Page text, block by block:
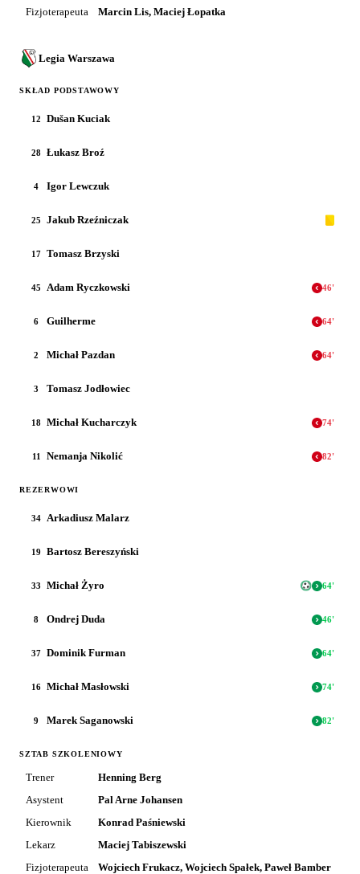
Fizjoterapeuta Marcin Lis, Maciej Łopatka
Legia Warszawa
SKŁAD PODSTAWOWY
12 Dušan Kuciak
28 Łukasz Broź
4 Igor Lewczuk
25 Jakub Rzeźniczak
17 Tomasz Brzyski
45 Adam Ryczkowski 46'
6 Guilherme 64'
2 Michał Pazdan 64'
3 Tomasz Jodłowiec
18 Michał Kucharczyk 74'
11 Nemanja Nikolić 82'
REZERWOWI
34 Arkadiusz Malarz
19 Bartosz Bereszyński
33 Michał Żyro 64'
8 Ondrej Duda 46'
37 Dominik Furman 64'
16 Michał Masłowski 74'
9 Marek Saganowski 82'
SZTAB SZKOLENIOWY
Trener
Henning Berg
Asystent
Pal Arne Johansen
Kierownik
Konrad Paśniewski
Lekarz
Maciej Tabiszewski
Fizjoterapeuta
Wojciech Frukacz, Wojciech Spałek, Paweł Bamber